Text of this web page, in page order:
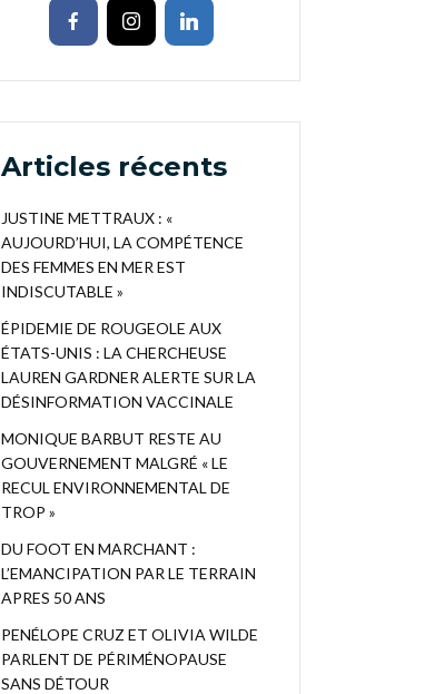
Articles récents
JUSTINE METTRAUX : «
AUJOURD’HUI, LA COMPÉTENCE
DES FEMMES EN MER EST
INDISCUTABLE »
ÉPIDEMIE DE ROUGEOLE AUX
ÉTATS-UNIS : LA CHERCHEUSE
LAUREN GARDNER ALERTE SUR LA
DÉSINFORMATION VACCINALE
MONIQUE BARBUT RESTE AU
GOUVERNEMENT MALGRÉ « LE
RECUL ENVIRONNEMENTAL DE
TROP »
DU FOOT EN MARCHANT :
L’EMANCIPATION PAR LE TERRAIN
APRES 50 ANS
PENÉLOPE CRUZ ET OLIVIA WILDE
PARLENT DE PÉRIMÉNOPAUSE
SANS DÉTOUR